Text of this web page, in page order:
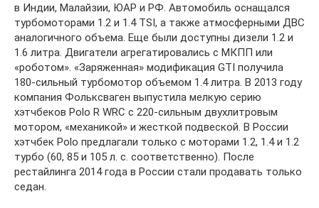
в Индии, Малайзии, ЮАР и РФ. Автомобиль оснащался
турбомоторами 1.2 и 1.4 TSI, а также атмосферными ДВС
аналогичного объема. Еще были доступны дизели 1.2 и
1.6 литра. Двигатели агрегатировались с МКПП или
«роботом». «Заряженная» модификация GTI получила
180-сильный турбомотор объемом 1.4 литра. В 2013 году
компания Фольксваген выпустила мелкую серию
хэтчбеков Polo R WRC с 220-сильным двухлитровым
мотором, «механикой» и жесткой подвеской. В России
хэтчбек Polo предлагали только с моторами 1.2, 1.4 и 1.2
турбо (60, 85 и 105 л. с. соответственно). После
рестайлинга 2014 года в России стали продавать только
седан.